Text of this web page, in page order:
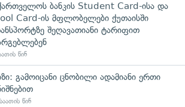
ბანკის Student Card-ისა და
Card-ის მფლობელები ქუთაისში
შეღავათიანი ტარიფით
წინ
გამოიცანი ცნობილი ადამიანი ერთი
წინ